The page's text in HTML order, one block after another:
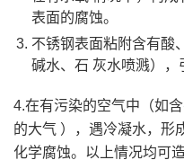
表面的腐蚀。
不锈钢表面粘附含有酸
碱水、石 灰水喷溅），
4.在有污染的空气中（如
的大气 ），遇冷凝水，形
化学腐蚀。以上情况均可